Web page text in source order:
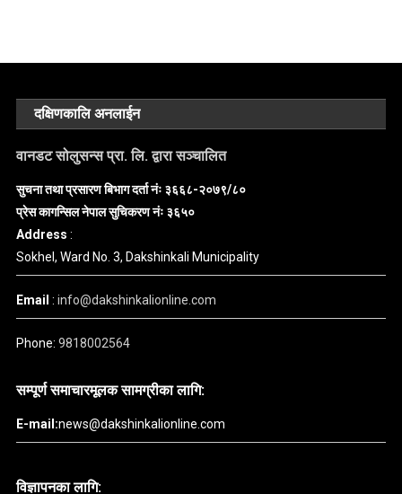
दक्षिणकालि अनलाईन
वानडट सोलुसन्स प्रा. लि. द्वारा सञ्चालित
सुचना तथा प्रसारण बिभाग दर्ता नंः ३६६८-२०७९/८०
प्रेस कागन्सिल नेपाल सुचिकरण नंः ३६५०
Address :
Sokhel, Ward No. 3, Dakshinkali Municipality
Email :info@dakshinkalionline.com
Phone:9818002564
सम्पूर्ण समाचारमूलक सामग्रीका लागि:
E-mail:news@dakshinkalionline.com
विज्ञापनका लागि: